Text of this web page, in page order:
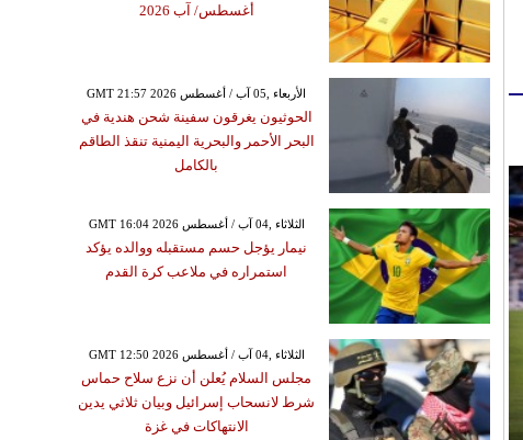
أغسطس/ آب 2026
GMT 21:57 2026 الأربعاء ,05 آب / أغسطس
الحوثيون يغرقون سفينة شحن هندية في
البحر الأحمر والبحرية اليمنية تنقذ الطاقم
بالكامل
GMT 16:04 2026 الثلاثاء ,04 آب / أغسطس
نيمار يؤجل حسم مستقبله ووالده يؤكد
استمراره في ملاعب كرة القدم
GMT 12:50 2026 الثلاثاء ,04 آب / أغسطس
مجلس السلام يُعلن أن نزع سلاح حماس
شرط لانسحاب إسرائيل وبيان ثلاثي يدين
الانتهاكات في غزة